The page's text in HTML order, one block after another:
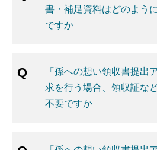
書・補足資料はどのよう
ですか
「孫への想い領収書提出
求を行う場合、領収証な
不要ですか